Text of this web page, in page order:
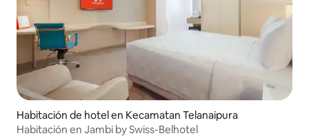
Habitación de hotel en Kecamatan Telanaipura
Habitación en Jambi by Swiss-Belhotel